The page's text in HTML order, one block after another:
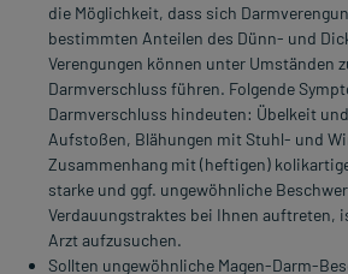
die Möglichkeit, dass sich
bestimmten Anteilen des Dünn- und
Verengungen können unter Umständen
Darmverschluss führen. Folgende
Darmverschluss hindeuten: Übelkeit
Aufstoßen, Blähungen mit Stuhl- und
Zusammenhang mit (heftigen)
starke und ggf. ungewöhnliche
Verdauungstraktes bei Ihnen auftreten,
Arzt aufzusuchen.
Sollten ungewöhnliche Magen-Darm-